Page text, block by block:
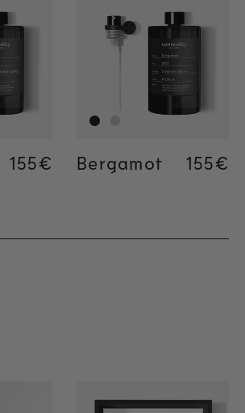
Regular price
155€ Bergamot 155€